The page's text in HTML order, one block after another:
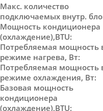
Макс. количество
подключаемых внутр.
Мощность кондиционера
(охлаждение),BTU:
Потребляемая мощность
режиме нагрева, Вт:
Потребляемая мощность
режиме охлаждения, Вт:
Базовая мощность
кондиционера
(охлаждение),BTU: